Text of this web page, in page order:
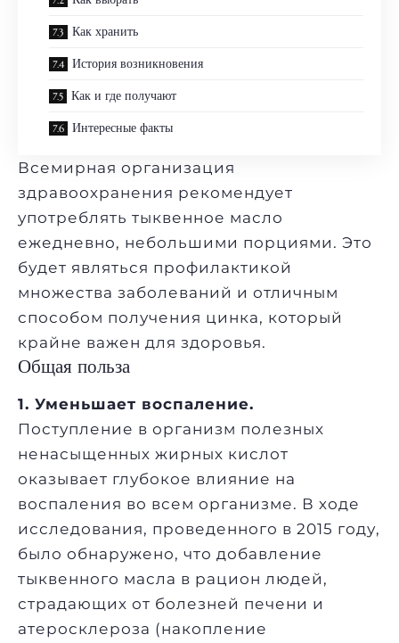
Как хранить
История возникновения
Как и где получают
Интересные факты
Всемирная организация
здравоохранения рекомендует
употреблять тыквенное масло
ежедневно, небольшими порциями. Это
будет являться профилактикой
множества заболеваний и отличным
способом получения цинка, который
крайне важен для здоровья.
Общая польза
1. Уменьшает воспаление.
Поступление в организм полезных
ненасыщенных жирных кислот
оказывает глубокое влияние на
воспаления во всем организме. В ходе
исследования, проведенного в 2015 году,
было обнаружено, что добавление
тыквенного масла в рацион людей,
страдающих от болезней печени и
атеросклероза (накопление